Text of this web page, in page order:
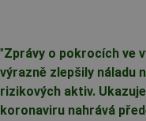
"Zprávy o pokrocích ve
výrazně zlepšily náladu
rizikových aktiv.
koronaviru nahrává